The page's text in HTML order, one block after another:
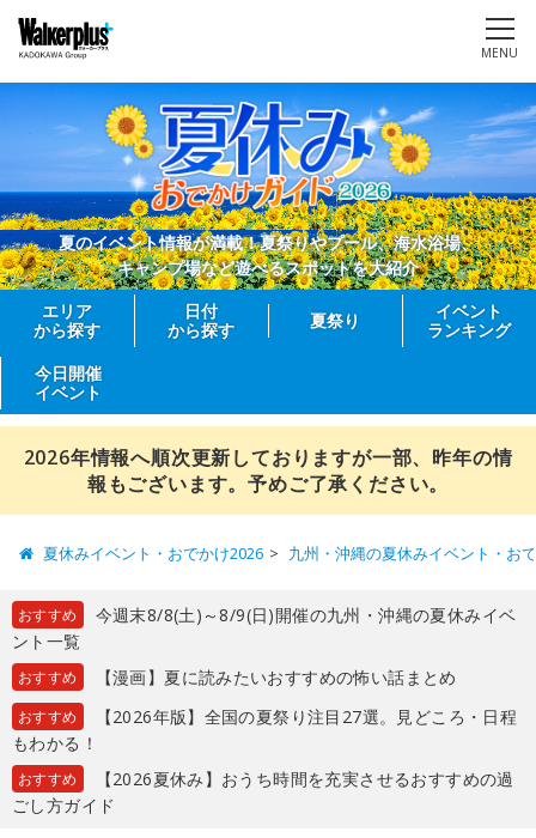
MENU
夏のイベント情報が満載！夏祭りやプール、海水浴場、
キャンプ場など遊べるスポットを大紹介
エリア
から探す
日付
から探す
夏祭り
イベント
ランキング
今日開催
イベント
2026年情報へ順次更新しておりますが一部、昨年の情
報もございます。予めご了承ください。
夏休みイベント・おでかけ2026 九州・沖縄の夏休みイベント・お
おすすめ
今週末8/8(土)～8/9(日)開催の九州・沖縄の夏休みイベ
ント一覧
おすすめ 【漫画】夏に読みたいおすすめの怖い話まとめ
おすすめ
【2026年版】全国の夏祭り注目27選。見どころ・日程
もわかる！
おすすめ
【2026夏休み】おうち時間を充実させるおすすめの過
ごし方ガイド